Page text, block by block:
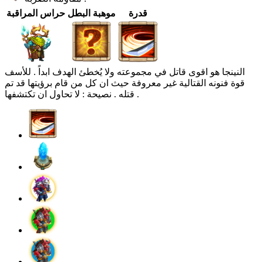
حراس المراقبة موهبة البطل قدرة
النينجا هو اقوى قاتل في مجموعته ولا يُخطئ الهدف ابداً . للأسف
قوة فنونه القتالية غير معروفة حيث ان كل من قام برؤيتها قد تم
قتله . نصيحة : لا تحاول ان تكتشفها .